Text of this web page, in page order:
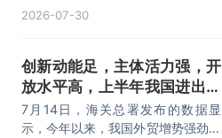
增长8.2%。其中，出口5740.1亿
进口规模均创历史同期新高，外贸运
行呈现“稳中有进，进中提质”的良好
态势。
2026-07-30
创新动能足，主体活力强，开
放水平高，上半年我国进出口
规模首次突破25万亿元
7月14日，海关总署发布的数据显
示，今年以来，我国外贸增势强劲、